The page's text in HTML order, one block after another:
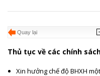
Quay lại
Thủ tục về các chính
Xin hưởng chế độ BHXH